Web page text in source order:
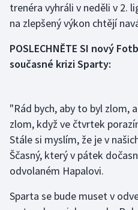
Moderní pětiboj
Motorsport
Olympijské hry
Plavání
Plážový volejbal
trenéra vyhráli v neděli v 2.
na zlepšený výkon chtějí
POSLECHNĚTE SI nový
současné krizi Sparty:
"Rád bych, aby to byl zlom,
zlom, když ve čtvrtek
Stále si myslím, že je v
Ščasný, který v pátek
odvolaném Hapalovi.
Sparta se bude muset v